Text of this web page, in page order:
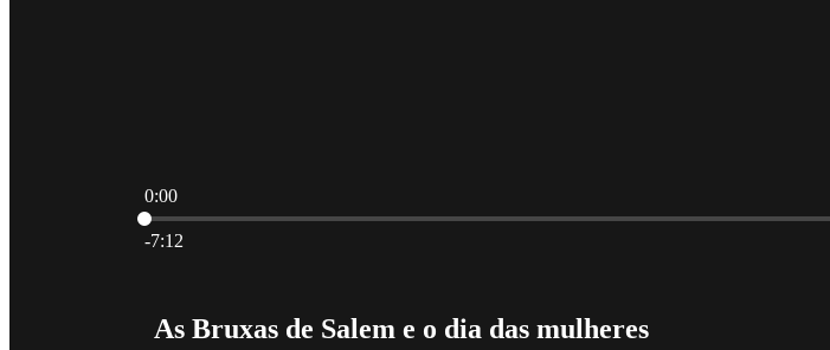
0:00
Hora atual: 0:00 / Tempo total: -7:12
-7:12
As Bruxas de Salem e o dia das mulheres